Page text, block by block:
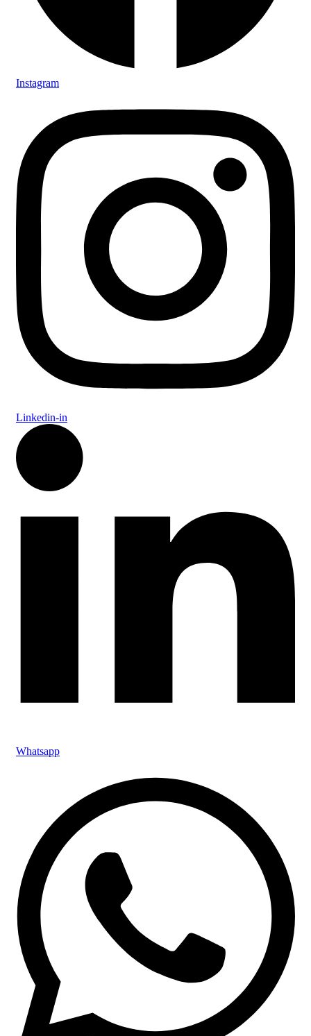
Instagram
Linkedin-in
Whatsapp